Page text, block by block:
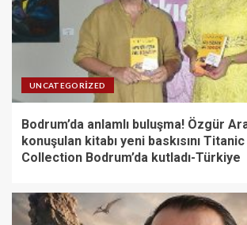
UNCATEGORIZED
Bodrum’da anlamlı buluşma! Özgür
konuşulan kitabı yeni baskısını
Collection Bodrum’da kutladı-Türkiye